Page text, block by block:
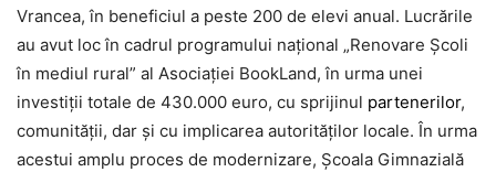
Vrancea, în beneficiul a peste 200 de elevi anual. Lucrările
au avut loc în cadrul programului național „Renovare Școli
în mediul rural” al Asociației BookLand, în urma unei
investiții totale de 430.000 euro, cu sprijinul partenerilor,
comunității, dar și cu implicarea autorităților locale. În urma
acestui amplu proces de modernizare, Școala Gimnazială